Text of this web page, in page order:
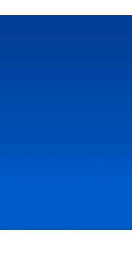
| Обучение |